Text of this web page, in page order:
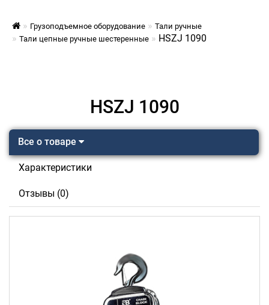
Грузоподъемное оборудование
Тали ручные
Тали цепные ручные шестеренные
HSZJ 1090
HSZJ 1090
Все о товаре
Характеристики
Отзывы (0)